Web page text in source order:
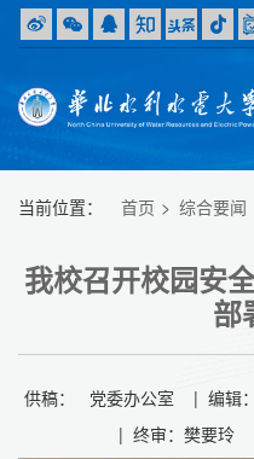
当前位置： 首页 综合要闻
我校召开校园安
部
供稿： 党委办公室 | 编辑
| 终审：樊要玲